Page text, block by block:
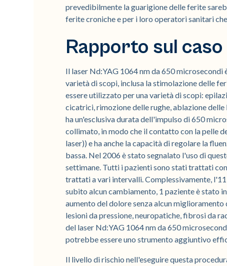
prevedibilmente la guarigione delle ferite
ferite croniche e per i loro operatori sanitari
Rapporto sul caso
Il laser Nd:YAG 1064 nm da 650
varietà di scopi, inclusa la stimolazione delle
essere utilizzato per una varietà di scopi:
cicatrici, rimozione delle rughe, ablazione
ha un'esclusiva durata dell'impulso di 650
collimato, in modo che il contatto con la pelle
laser)) e ha anche la capacità di regolare la
bassa. Nel 2006 è stato segnalato l'uso di
settimane. Tutti i pazienti sono stati trattati
trattati a vari intervalli. Complessivamente,
subito alcun cambiamento, 1 paziente è stato
aumento del dolore senza alcun
lesioni da pressione, neuropatiche, fibrosi da
del laser Nd:YAG 1064 nm da 650
potrebbe essere uno strumento aggiuntivo
Il livello di rischio nell'eseguire questa